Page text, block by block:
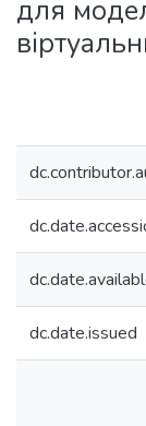
Statistics
для
dc.date.issued